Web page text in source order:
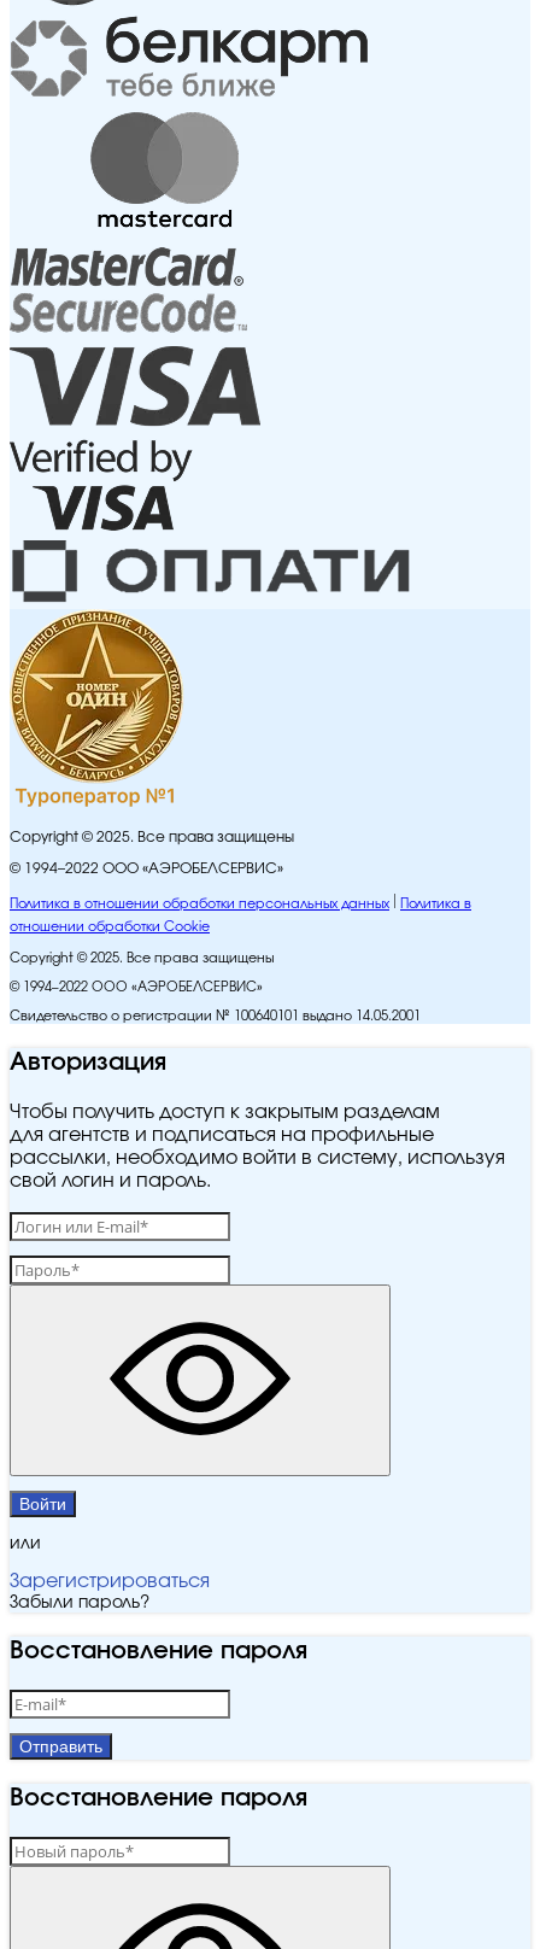
Copyright © 2025. Все права защищены
© 1994–2022 ООО «АЭРОБЕЛСЕРВИС»
Политика в отношении обработки персональных данных
Политика в
отношении обработки Cookie
Copyright © 2025. Все права защищены
© 1994–2022 ООО «АЭРОБЕЛСЕРВИС»
Свидетельство о регистрации № 100640101 выдано 14.05.2001
Авторизация
Чтобы получить доступ к закрытым разделам
для агентств и подписаться на профильные
рассылки, необходимо войти в систему, используя
свой логин и пароль.
Войти
или
Зарегистрироваться
Забыли пароль?
Восстановление пароля
Отправить
Восстановление пароля